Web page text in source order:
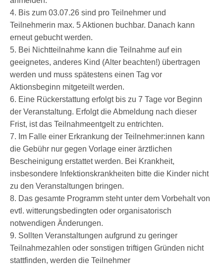
4. Bis zum 03.07.26 sind pro Teilnehmer und
Teilnehmerin max. 5 Aktionen buchbar. Danach kann
erneut gebucht werden.
5. Bei Nichtteilnahme kann die Teilnahme auf ein
geeignetes, anderes Kind (Alter beachten!) übertragen
werden und muss spätestens einen Tag vor
Aktionsbeginn mitgeteilt werden.
6. Eine Rückerstattung erfolgt bis zu 7 Tage vor Beginn
der Veranstaltung. Erfolgt die Abmeldung nach dieser
Frist, ist das Teilnahmeentgelt zu entrichten.
7. Im Falle einer Erkrankung der Teilnehmer:innen kann
die Gebühr nur gegen Vorlage einer ärztlichen
Bescheinigung erstattet werden. Bei Krankheit,
insbesondere Infektionskrankheiten bitte die Kinder nicht
zu den Veranstaltungen bringen.
8. Das gesamte Programm steht unter dem Vorbehalt von
evtl. witterungsbedingten oder organisatorisch
notwendigen Änderungen.
9. Sollten Veranstaltungen aufgrund zu geringer
Teilnahmezahlen oder sonstigen triftigen Gründen nicht
stattfinden, werden die Teilnehmer